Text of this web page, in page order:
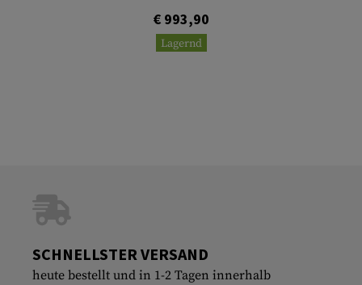
€ 993,90
Lagernd
SCHNELLSTER VERSAND
heute bestellt und in 1-2 Tagen innerhalb